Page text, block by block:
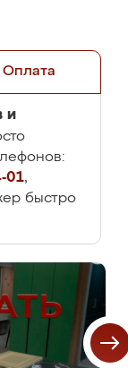
Оплата
и
01,
быстро